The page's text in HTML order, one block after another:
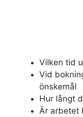
Vilken tid
Vid
önskemål
Hur långt
Är arbetet